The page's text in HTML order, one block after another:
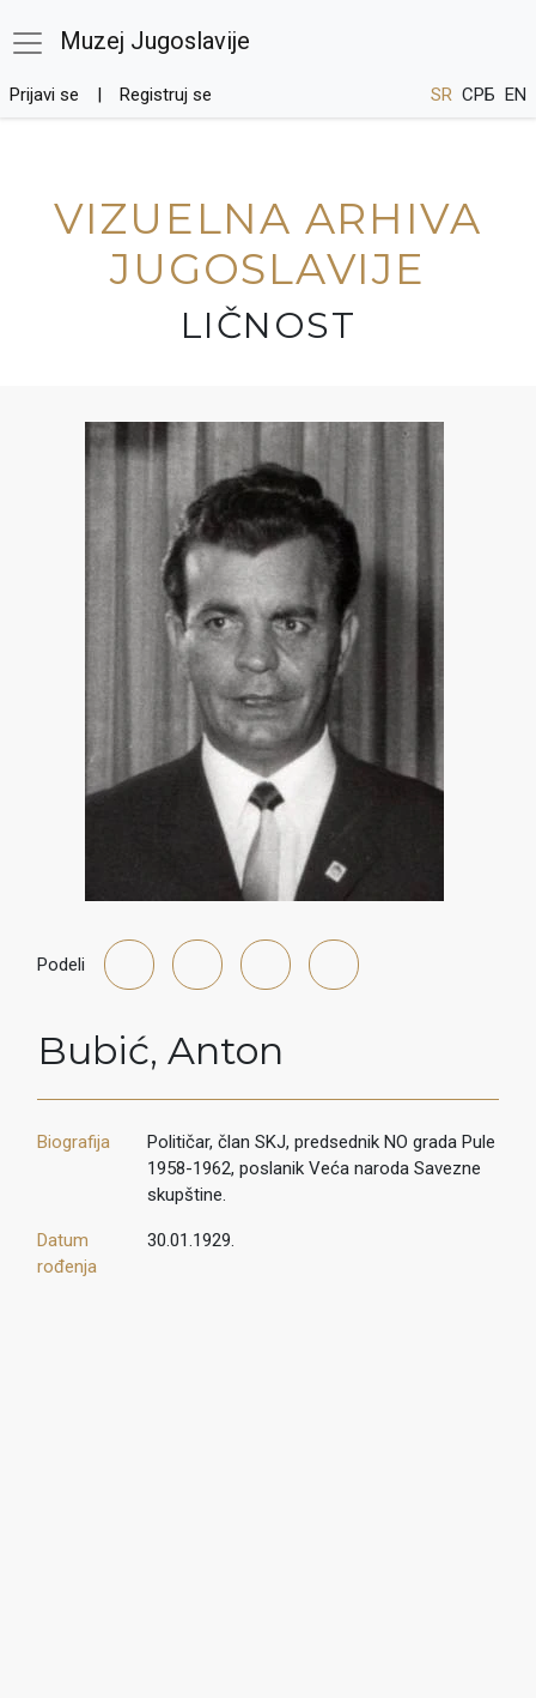
Muzej Jugoslavije
Prijavi se Registruj se SR СРБ EN
VIZUELNA ARHIVA
JUGOSLAVIJE
LIČNOST
Podeli
Bubić, Anton
Biografija
Političar, član SKJ, predsednik NO grada Pule
1958-1962, poslanik Veća naroda Savezne
skupštine.
Datum
rođenja
30.01.1929.